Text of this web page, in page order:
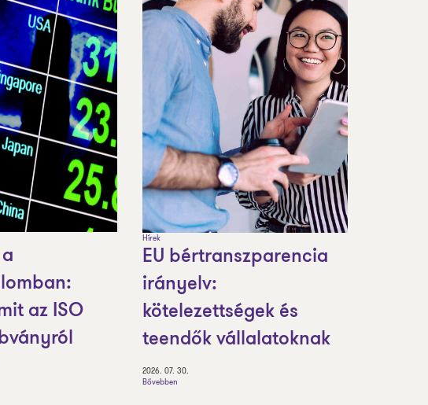
az ISO
Hírek
EU bértranszparencia
irányelv:
kötelezettségek és
teendők vállalatoknak
2026. 07. 30.
Bővebben